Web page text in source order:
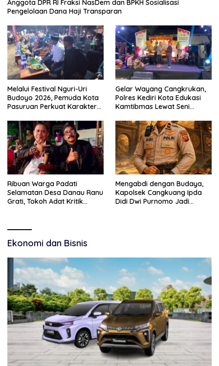
Anggota DPR RI Fraksi NasDem dan BPKH Sosialisasi
Pengelolaan Dana Haji Transparan
Melalui Festival Nguri-Uri
Budoyo 2026, Pemuda Kota
Pasuruan Perkuat Karakter
Narkoba
Gelar Wayang Cangkrukan,
Polres Kediri Kota Edukasi
Kamtibmas Lewat Seni
Ribuan Warga Padati
Selamatan Desa Danau Ranu
Grati, Tokoh Adat Kritik
Mengabdi dengan Budaya,
Kapolsek Cangkuang Ipda
Didi Dwi Purnomo Jadi
Ekonomi dan Bisnis